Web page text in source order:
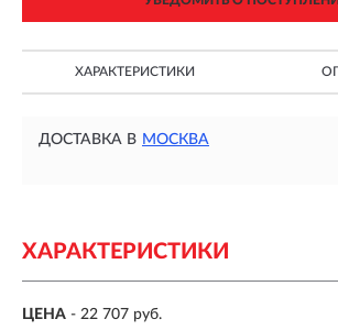
ХАРАКТЕРИСТИКИ
ДОСТАВКА В МОСКВА
ХАРАКТЕРИСТИКИ
ЦЕНА - 22 707 руб.